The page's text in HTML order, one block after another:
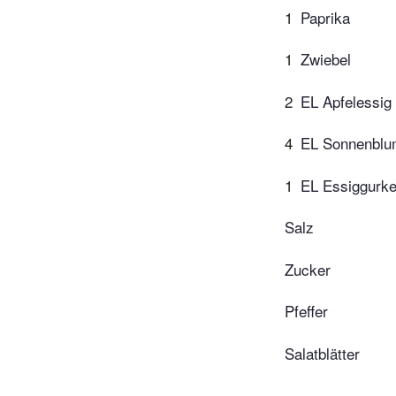
1 Paprika
1 Zwiebel
2 EL Apfelessig
4 EL
1 EL
Salz
Zucker
Pfeffer
Salatblätter